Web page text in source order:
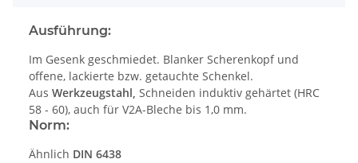
Ausführung:
Im Gesenk geschmiedet. Blanker Scherenkopf und
offene, lackierte bzw. getauchte Schenkel.
Aus Werkzeugstahl, Schneiden induktiv gehärtet (HRC
58 - 60), auch für V2A-Bleche bis 1,0 mm.
Norm:
Ähnlich DIN 6438